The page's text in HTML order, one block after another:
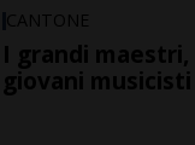
CANTONE
I grandi maestri,
giovani musicisti